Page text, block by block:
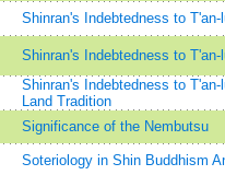
Shinran's Indebtedness to T'an-
Shinran's Indebtedness to T'an-
Shinran's Indebtedness to
Land Tradition
Significance of the Nembutsu
Soteriology in Shin Buddhism